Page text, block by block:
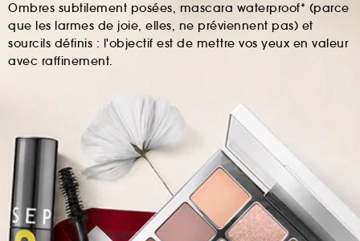
Ombres subtilement posées, mascara waterproof* (parce
que les larmes de joie, elles, ne préviennent pas) et
sourcils définis : l'objectif est de mettre vos yeux en valeur
avec raffinement.